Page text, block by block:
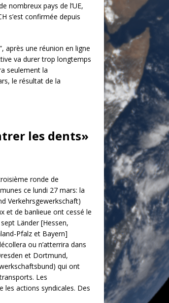
nombreux pays de l’UE,
s’est confirmée depuis
après une réunion en ligne
va durer trop longtemps
seulement la
le résultat de la
les dents»
ronde de
ce lundi 27 mars: la
Verkehrsgewerkschaft)
et de banlieue ont cessé le
Länder [Hessen,
Pfalz et Bayern]
ou n’atterrira dans
et Dortmund,
qui ont
Les
les actions syndicales. Des